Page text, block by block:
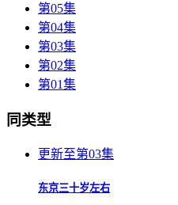
第05集
第04集
第03集
第02集
第01集
同类型
更新至第03集
东京三十岁左右